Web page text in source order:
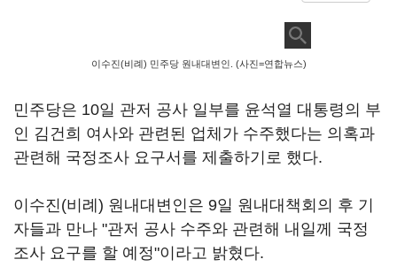
이수진(비례) 민주당 원내대변인. (사진=연합뉴스)
민주당은 10일 관저 공사 일부를 윤석열 대통령의 부
인 김건희 여사와 관련된 업체가 수주했다는 의혹과
관련해 국정조사 요구서를 제출하기로 했다.
이수진(비례) 원내대변인은 9일 원내대책회의 후 기
자들과 만나 "관저 공사 수주와 관련해 내일께 국정
조사 요구를 할 예정"이라고 밝혔다.